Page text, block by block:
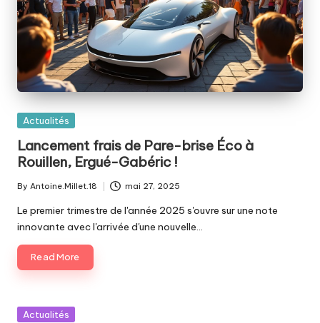
Posted
Actualités
Lancement frais de Pare-brise Éco à
Rouillen, Ergué-Gabéric !
Posted
by
By Antoine.Millet.18 mai 27, 2025
Le premier trimestre de l'année 2025 s'ouvre sur une note
innovante avec l'arrivée d'une nouvelle…
Read More
Posted
Actualités